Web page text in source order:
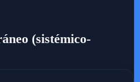
(sistémico-